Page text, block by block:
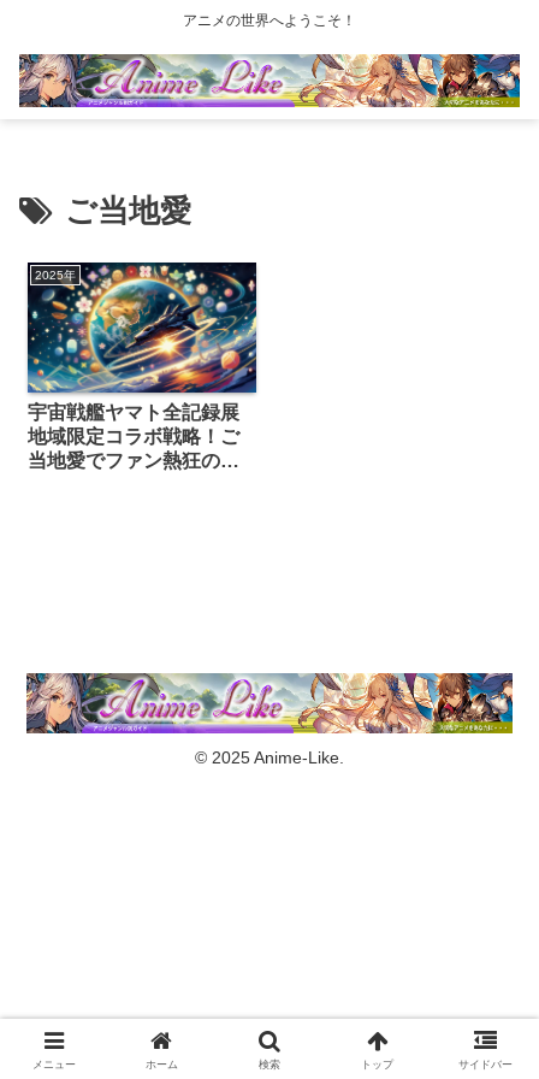
アニメの世界へようこそ！
ご当地愛
2025年
宇宙戦艦ヤマト全記録展
地域限定コラボ戦略！ご
当地愛でファン熱狂の理
© 2025 Anime-Like.
メニュー ホーム 検索 トップ サイドバー